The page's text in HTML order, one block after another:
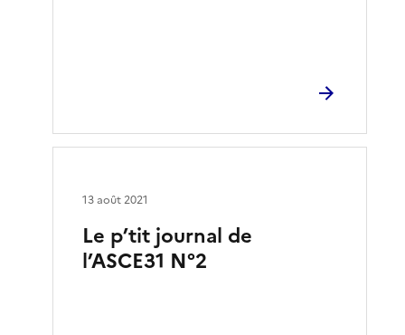
Le p’tit journal de
l’ASCE31 N°2
13 août 2021